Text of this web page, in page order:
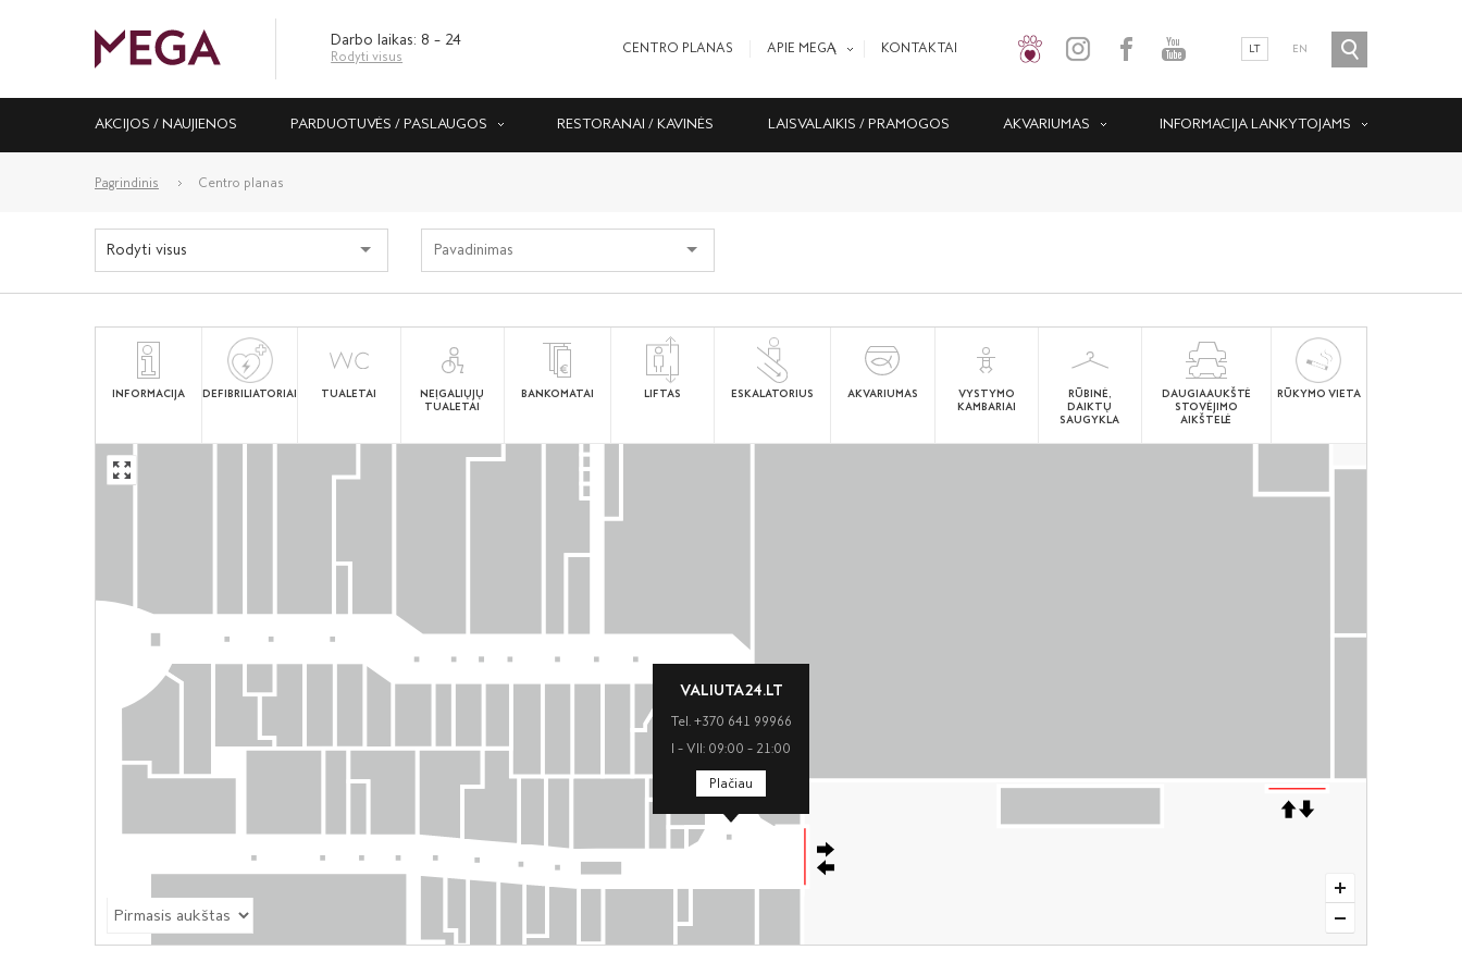
Darbo laikas: 8 – 24
Rodyti visus
CENTRO PLANAS APIE MEGĄ KONTAKTAI LT EN
AKCIJOS / NAUJIENOS PARDUOTUVĖS / PASLAUGOS RESTORANAI / KAVINĖS LAISVALAIKIS / PRAMOGOS AKVARIUMAS INFORMACIJA LANKYTOJAMS
Pagrindinis Centro planas
Rodyti visus
INFORMACIJA DEFIBRILIATORIAI TUALETAI
NEĮGALIŲJŲ
TUALETAI
BANKOMATAI LIFTAS ESKALATORIUS AKVARIUMAS
VYSTYMO
KAMBARIAI
RŪBINĖ,
DAIKTŲ
SAUGYKLA
DAUGIAAUKŠTĖ
STOVĖJIMO
AIKŠTELĖ
RŪKYMO VIETA
VALIUTA24.LT
Tel. +370 641 99966
I – VII: 09:00 – 21:00
Plačiau